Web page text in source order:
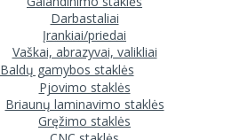
Darbastaliai
Įrankiai/priedai
Vaškai, abrazyvai, valikliai
Baldų gamybos staklės
Pjovimo staklės
Briaunų laminavimo staklės
Gręžimo staklės